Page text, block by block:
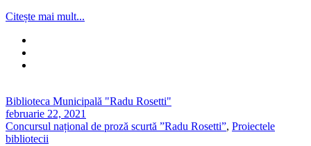
Citește mai mult...
Biblioteca Municipală "Radu Rosetti"
februarie 22, 2021
Concursul național de proză scurtă ”Radu Rosetti”, Proiectele
bibliotecii